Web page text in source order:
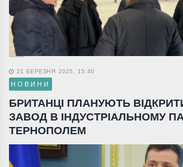
21 БЕРЕЗНЯ 2025, 15:40
НОВИНИ
БРИТАНЦІ ПЛАНУЮТЬ
ЗАВОД В ІНДУСТРІАЛЬНОМУ
ТЕРНОПОЛЕМ